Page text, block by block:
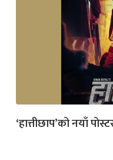
‘हात्तीछाप’को नयाँ